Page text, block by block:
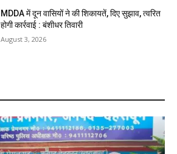
MDDA में दून वासियों ने की शिकायतें, दिए सुझाव, त्वरित
होगी कार्रवाई : बंशीधर तिवारी
August 3, 2026